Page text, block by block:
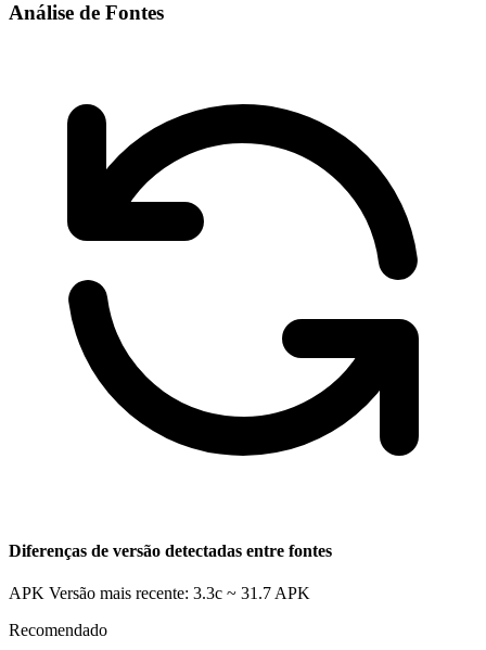
Análise de Fontes
Diferenças de versão detectadas entre fontes
APK Versão mais recente: 3.3c ~ 31.7 APK
Recomendado